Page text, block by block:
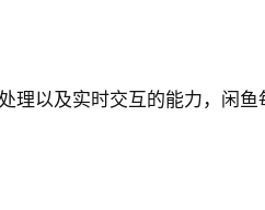
以及实时交互的能力，闲